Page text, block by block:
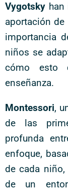
Vygotsky
aportación
importancia
niños se
cómo esto
enseñanza.
Montessori,
de las
profunda
enfoque,
de cada
de un